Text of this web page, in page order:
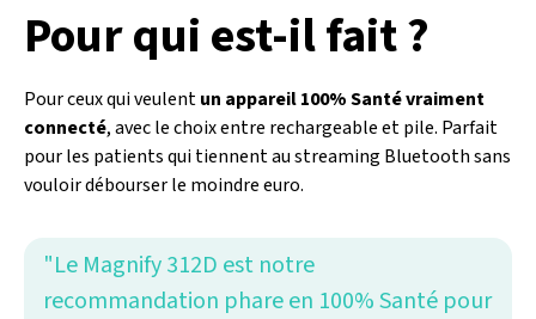
Pour qui est-il fait ?
Pour ceux qui veulentun appareil 100% Santé vraiment
connecté, avec le choix entre rechargeable et pile. Parfait
pour les patients qui tiennent au streaming Bluetooth sans
vouloir débourser le moindre euro.
"Le Magnify 312D est notre
recommandation phare en 100% Santé pour